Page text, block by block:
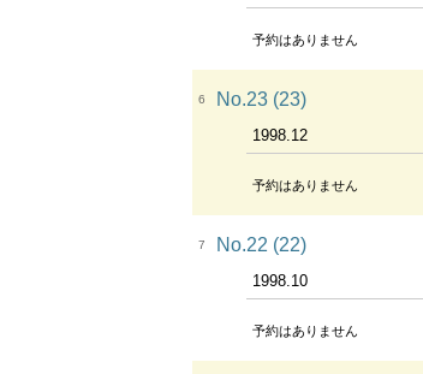
予約はありません
6 No.23 (23)
1998.12
予約はありません
7 No.22 (22)
1998.10
予約はありません